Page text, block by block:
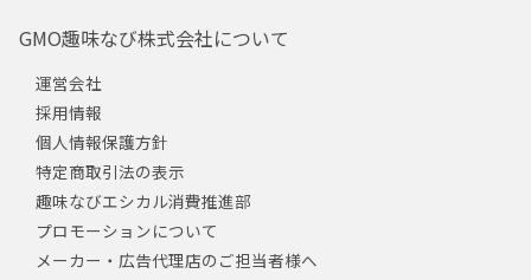
GMO趣味なび株式会社について
運営会社
採用情報
個人情報保護方針
特定商取引法の表示
趣味なびエシカル消費推進部
プロモーションについて
メーカー・広告代理店のご担当者様へ